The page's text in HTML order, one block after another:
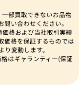
部買取できないお品物
い合わせください。
格および当社取引実績
価格を保証するものでは
変動します。
はギャランティー(保証